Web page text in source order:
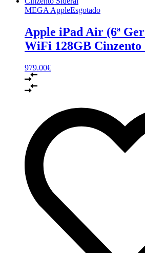
MEGA AppleEsgotado
Apple iPad Air (6ª
WiFi 128GB Cinzento
979.00€